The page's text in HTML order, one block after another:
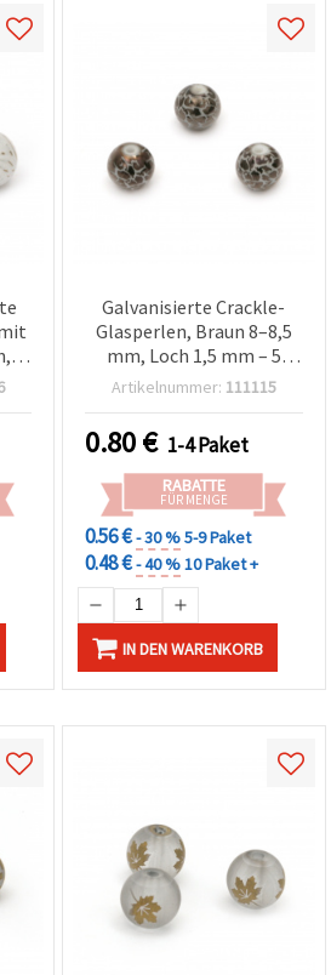
Galvanisierte Crackle-
Glasperlen, Braun 8–8,5
mm, Loch 1,5 mm – 5
Stück
Artikelnummer: 111115
0.80€ 1-4 Paket
RABATTE
FÜR MENGE
0.56 €- 30 %5-9 Paket
0.48 €- 40 %10 Paket +
IN DEN WARENKORB